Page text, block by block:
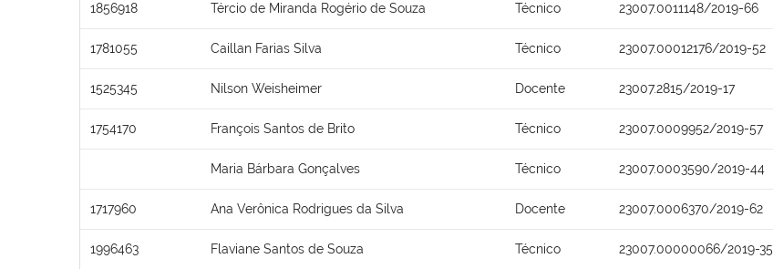
1856918 Tércio de Miranda Rogério de Souza Técnico 23007.0011148/2019-66
1781055 Caillan Farias Silva Técnico 23007.00012176/2019-52
1525345 Nilson Weisheimer Docente 23007.2815/2019-17
1754170 François Santos de Brito Técnico 23007.0009952/2019-57
Maria Bárbara Gonçalves Técnico 23007.0003590/2019-44
1717960 Ana Verônica Rodrigues da Silva Docente 23007.0006370/2019-62
1996463 Flaviane Santos de Souza Técnico 23007.00000066/2019-35